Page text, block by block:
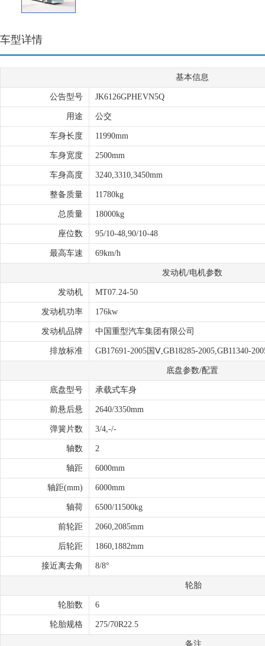
车型详情
基本信息
公告型号 JK6126GPHEVN5Q
用途 公交
车身长度 11990mm
车身宽度 2500mm
车身高度 3240,3310,3450mm
整备质量 11780kg
总质量 18000kg
座位数 95/10-48,90/10-48
最高车速 69km/h
发动机/电机参数
发动机 MT07.24-50
发动机功率 176kw
发动机品牌 中国重型汽车集团有限公司
排放标准 GB17691-2005国Ⅴ,GB18285-2005,GB11340-
底盘参数/配置
底盘型号 承载式车身
前悬后悬 2640/3350mm
弹簧片数 3/4,-/-
轴数 2
轴距 6000mm
轴距(mm) 6000mm
轴荷 6500/11500kg
前轮距 2060,2085mm
后轮距 1860,1882mm
接近离去角 8/8°
轮胎
轮胎数 6
轮胎规格 275/70R22.5
备注